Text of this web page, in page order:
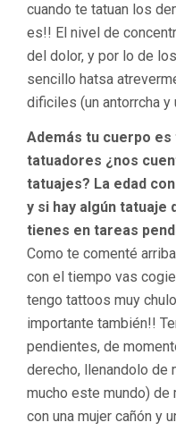
cuando te tatuan los
es!! El nivel de
del dolor, y por lo de
sencillo hatsa
dificiles (un antorrcha y
Además tu cuerpo
tatuadores ¿nos
tatuajes? La edad
y si hay algún tatuaje
tienes en tareas
Como te comenté
con el tiempo vas
tengo tattoos muy
importante también!!
pendientes, de
derecho, llenandolo de
mucho este mundo)
con una mujer cañón y